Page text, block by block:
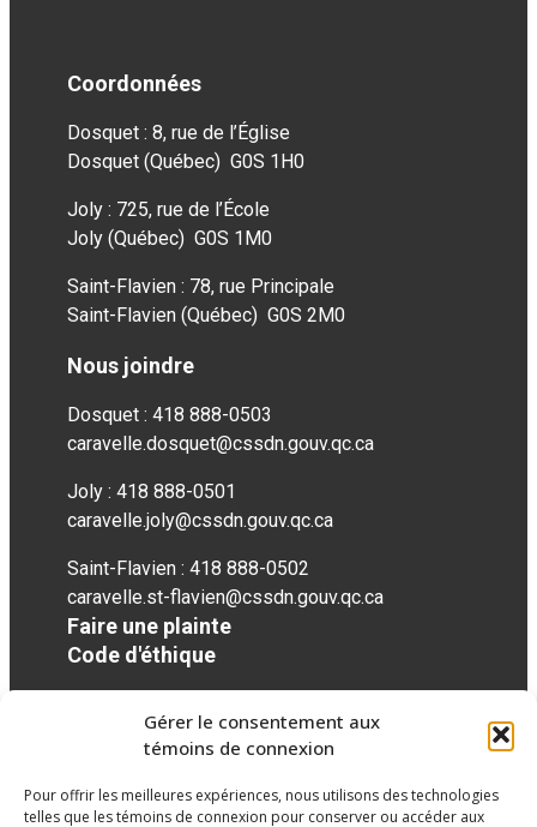
Gérer le consentement aux
témoins de connexion
Pour offrir les meilleures expériences, nous utilisons des technologies
telles que les témoins de connexion pour conserver ou accéder aux
Coordonnées
Dosquet : 8, rue de l’Église
Dosquet (Québec) G0S 1H0
Joly : 725, rue de l’École
Joly (Québec) G0S 1M0
Saint-Flavien : 78, rue Principale
Saint-Flavien (Québec) G0S 2M0
Nous joindre
Dosquet : 418 888-0503
caravelle.dosquet@cssdn.gouv.qc.ca
Joly : 418 888-0501
caravelle.joly@cssdn.gouv.qc.ca
Saint-Flavien : 418 888-0502
caravelle.st-flavien@cssdn.gouv.qc.ca
Faire une plainte
Code d'éthique
Réseaux sociaux
facebook